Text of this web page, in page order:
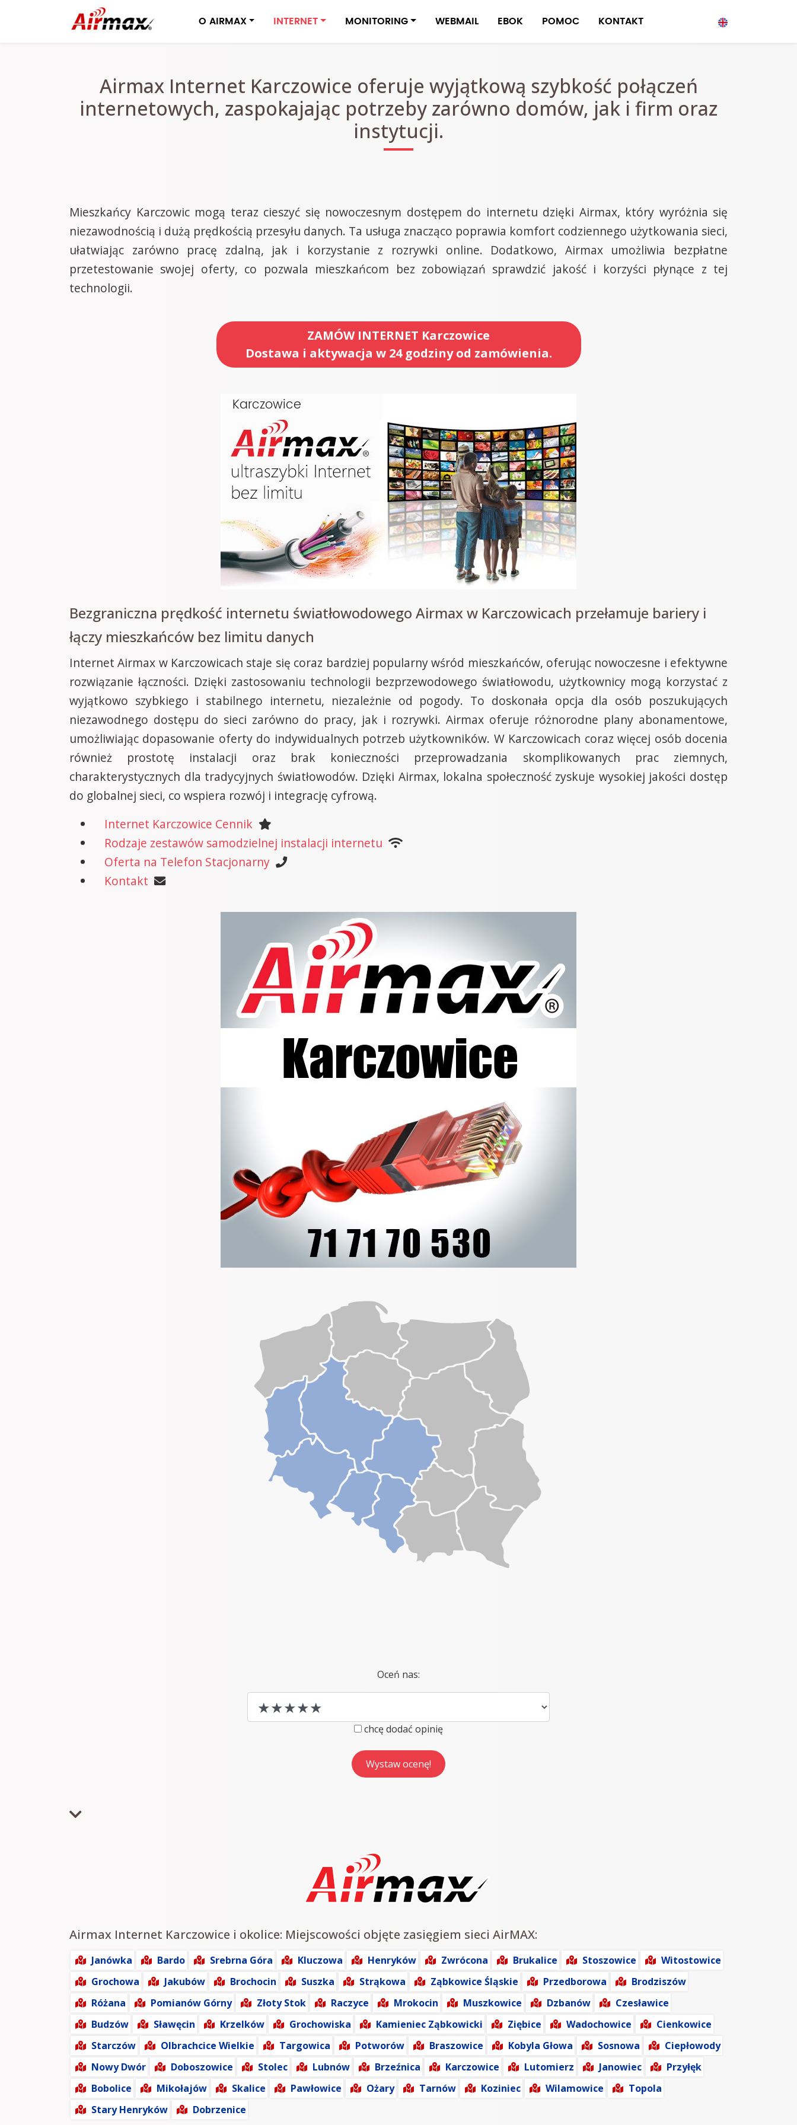
O AIRMAX INTERNET MONITORING WEBMAIL EBOK POMOC KONTAKT
Airmax Internet Karczowice oferuje wyjątkową szybkość połączeń
internetowych, zaspokajając potrzeby zarówno domów, jak i firm oraz
instytucji.
Mieszkańcy Karczowic mogą teraz cieszyć się nowoczesnym dostępem do internetu dzięki Airmax, który wyróżnia się
niezawodnością i dużą prędkością przesyłu danych. Ta usługa znacząco poprawia komfort codziennego użytkowania sieci,
ułatwiając zarówno pracę zdalną, jak i korzystanie z rozrywki online. Dodatkowo, Airmax umożliwia bezpłatne
przetestowanie swojej oferty, co pozwala mieszkańcom bez zobowiązań sprawdzić jakość i korzyści płynące z tej
technologii.
ZAMÓW INTERNET Karczowice
Dostawa i aktywacja w 24 godziny od zamówienia.
Bezgraniczna prędkość internetu światłowodowego Airmax w Karczowicach przełamuje bariery i
łączy mieszkańców bez limitu danych
Internet Airmax w Karczowicach staje się coraz bardziej popularny wśród mieszkańców, oferując nowoczesne i efektywne
rozwiązanie łączności. Dzięki zastosowaniu technologii bezprzewodowego światłowodu, użytkownicy mogą korzystać z
wyjątkowo szybkiego i stabilnego internetu, niezależnie od pogody. To doskonała opcja dla osób poszukujących
niezawodnego dostępu do sieci zarówno do pracy, jak i rozrywki. Airmax oferuje różnorodne plany abonamentowe,
umożliwiając dopasowanie oferty do indywidualnych potrzeb użytkowników. W Karczowicach coraz więcej osób docenia
również prostotę instalacji oraz brak konieczności przeprowadzania skomplikowanych prac ziemnych,
charakterystycznych dla tradycyjnych światłowodów. Dzięki Airmax, lokalna społeczność zyskuje wysokiej jakości dostęp
do globalnej sieci, co wspiera rozwój i integrację cyfrową.
Internet Karczowice Cennik
Rodzaje zestawów samodzielnej instalacji internetu
Oferta na Telefon Stacjonarny
Kontakt
Oceń nas:
chcę dodać opinię
Airmax Internet Karczowice i okolice: Miejscowości objęte zasięgiem sieci AirMAX:
Janówka Bardo Srebrna Góra Kluczowa Henryków Zwrócona Brukalice Stoszowice
Witostowice
Grochowa
Jakubów Brochocin Suszka Strąkowa Ząbkowice Śląskie Przedborowa
Brodziszów
Różana
Pomianów Górny Złoty Stok Raczyce Mrokocin Muszkowice Dzbanów
Czesławice
Budzów
Sławęcin Krzelków Grochowiska Kamieniec Ząbkowicki Ziębice Wadochowice
Cienkowice
Starczów
Olbrachcice Wielkie Targowica Potworów Braszowice Kobyla Głowa Sosnowa
Ciepłowody
Nowy Dwór
Doboszowice Stolec Lubnów Brzeźnica Karczowice Lutomierz Janowiec
Przyłęk
Bobolice
Mikołajów Skalice Pawłowice Ożary Tarnów Koziniec Wilamowice
Topola
Stary Henryków
Dobrzenice